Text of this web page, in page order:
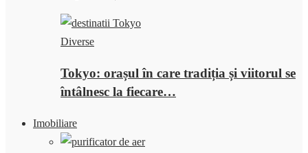
Diverse
Tokyo: orașul în care tradiția și viitorul se
întâlnesc la fiecare…
Imobiliare